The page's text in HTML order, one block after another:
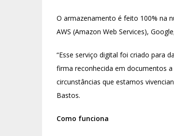
O armazenamento é feito 100% na
AWS (Amazon Web Services),
“Esse serviço digital foi criado para
firma reconhecida em documentos
circunstâncias que estamos
Bastos.
Como funciona